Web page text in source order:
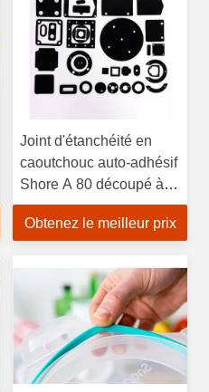
Joint d'étanchéité en
caoutchouc auto-adhésif
Shore A 80 découpé à
l'emporte-pièce pour
dispositifs médicaux
Obtenez le meilleur prix